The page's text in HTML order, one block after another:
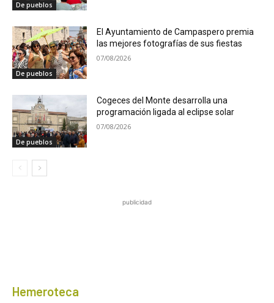
De pueblos
De pueblos
El Ayuntamiento de Campaspero premia
las mejores fotografías de sus fiestas
07/08/2026
De pueblos
Cogeces del Monte desarrolla una
programación ligada al eclipse solar
07/08/2026
publicidad
Hemeroteca